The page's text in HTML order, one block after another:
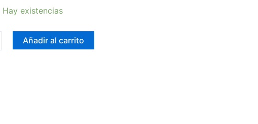
Hay existencias
Añadir al carrito